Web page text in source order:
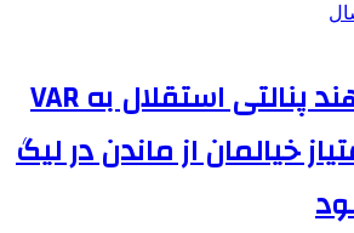
مالک خیبر: چرا هند پنالتی استقلال به VAR
با ۳۰ امتیاز خیالمان از ماندن در لیگ